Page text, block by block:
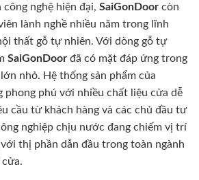
công nghệ hiện đại, SaiGonDoor còn
lành nghề nhiều năm trong lĩnh
thất gỗ tự nhiên. Với dòng gỗ tự
SaiGonDoor đã có mặt đáp ứng trong
nhỏ. Hệ thống sản phẩm của
phong phú với nhiều chất liệu cửa dễ
cầu từ khách hàng và các chủ đầu tư
nghiệp chịu nước đang chiếm vị trí
thị phần dẫn đầu trong toàn ngành